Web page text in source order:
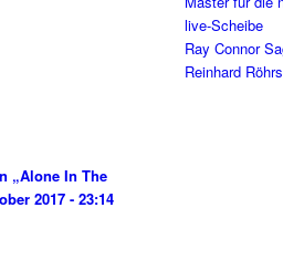
„Alone In The
2017 - 23:14
live-Scheibe
Ray Connor
Reinhard